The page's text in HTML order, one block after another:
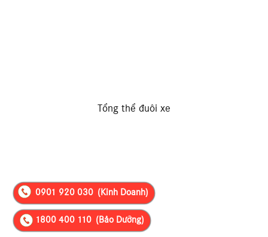
1800 400 110 (Bảo Dưỡng)
0901 920 030 (Kinh Doanh)